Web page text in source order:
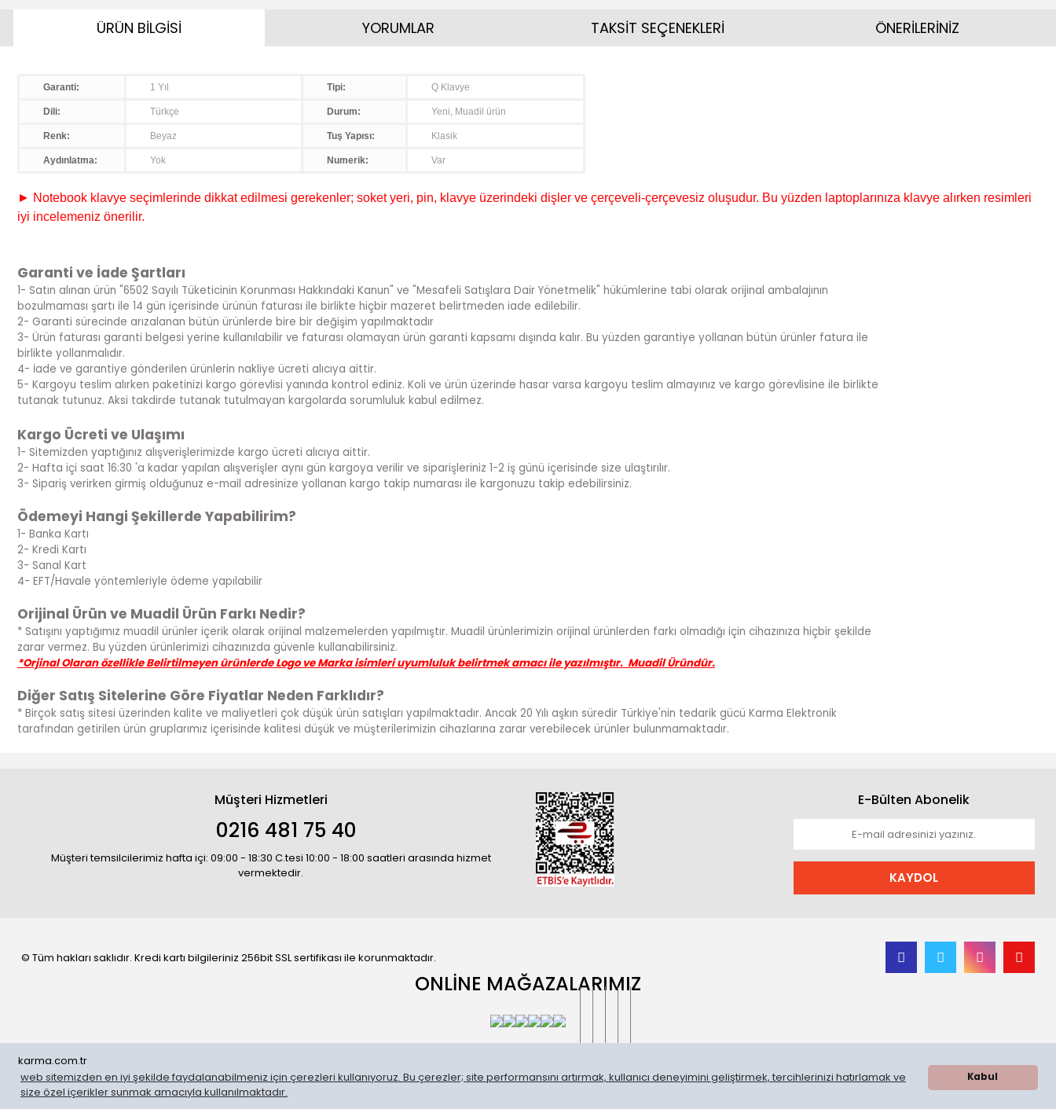
karma.com.tr
web sitemizden en iyi şekilde faydalanabilmeniz için çerezleri kullanıyoruz. Bu çerezler; site performansını artırmak, kullanıcı deneyimini geliştirmek, tercihlerinizi hatırlamak ve
size özel içerikler sunmak amacıyla kullanılmaktadır.
Kabul
WhatsApp Sipariş
ÜRÜN BİLGİSİ
Garanti: 1 Yıl Tipi: Q Klavye
Dili: Türkçe Durum: Yeni, Muadil ürün
Renk: Beyaz Tuş Yapısı: Klasik
Aydınlatma: Yok Numerik: Var
► Notebook klavye seçimlerinde dikkat edilmesi gerekenler; soket yeri, pin, klavye üzerindeki dişler ve çerçeveli-çerçevesiz oluşudur. Bu yüzden laptoplarınıza klavye alırken resimleri
iyi incelemeniz önerilir.
Garanti ve İade Şartları
1- Satın alınan ürün "6502 Sayılı Tüketicinin Korunması Hakkındaki Kanun" ve "Mesafeli Satışlara Dair Yönetmelik" hükümlerine tabi olarak orijinal ambalajının
bozulmaması şartı ile 14 gün içerisinde ürünün faturası ile birlikte hiçbir mazeret belirtmeden iade edilebilir.
2- Garanti sürecinde arızalanan bütün ürünlerde bire bir değişim yapılmaktadır
3- Ürün faturası garanti belgesi yerine kullanılabilir ve faturası olamayan ürün garanti kapsamı dışında kalır. Bu yüzden garantiye yollanan bütün ürünler fatura ile
birlikte yollanmalıdır.
4- İade ve garantiye gönderilen ürünlerin nakliye ücreti alıcıya aittir.
5- Kargoyu teslim alırken paketinizi kargo görevlisi yanında kontrol ediniz. Koli ve ürün üzerinde hasar varsa kargoyu teslim almayınız ve kargo görevlisine ile birlikte
tutanak tutunuz. Aksi takdirde tutanak tutulmayan kargolarda sorumluluk kabul edilmez.
Kargo Ücreti ve Ulaşımı
1- Sitemizden yaptığınız alışverişlerimizde kargo ücreti alıcıya aittir.
2- Hafta içi saat 16:30 'a kadar yapılan alışverişler aynı gün kargoya verilir ve siparişleriniz 1-2 iş günü içerisinde size ulaştırılır.
3- Sipariş verirken girmiş olduğunuz e-mail adresinize yollanan kargo takip numarası ile kargonuzu takip edebilirsiniz.
Ödemeyi Hangi Şekillerde Yapabilirim?
1- Banka Kartı
2- Kredi Kartı
3- Sanal Kart
4- EFT/Havale yöntemleriyle ödeme yapılabilir
Orijinal Ürün ve Muadil Ürün Farkı Nedir?
* Satışını yaptığımız muadil ürünler içerik olarak orijinal malzemelerden yapılmıştır. Muadil ürünlerimizin orijinal ürünlerden farkı olmadığı için cihazınıza hiçbir şekilde
zarar vermez. Bu yüzden ürünlerimizi cihazınızda güvenle kullanabilirsiniz.
*Orjinal Olaran özellikle Belirtilmeyen ürünlerde Logo ve Marka isimleri uyumluluk belirtmek amacı ile yazılmıştır. Muadil Üründür.
Diğer Satış Sitelerine Göre Fiyatlar Neden Farklıdır?
* Birçok satış sitesi üzerinden kalite ve maliyetleri çok düşük ürün satışları yapılmaktadır. Ancak 20 Yılı aşkın süredir Türkiye'nin tedarik gücü Karma Elektronik
tarafından getirilen ürün gruplarımız içerisinde kalitesi düşük ve müşterilerimizin cihazlarına zarar verebilecek ürünler bulunmamaktadır.
YORUMLAR TAKSİT SEÇENEKLERİ ÖNERİLERİNİZ
Müşteri Hizmetleri
0216 481 75 40
Müşteri temsilcilerimiz hafta içi: 09:00 - 18:30 C.tesi 10:00 - 18:00 saatleri arasında hizmet
vermektedir.
E-Bülten Abonelik
KAYDOL
© Tüm hakları saklıdır. Kredi kartı bilgileriniz 256bit SSL sertifikası ile korunmaktadır.
ONLİNE MAĞAZALARIMIZ